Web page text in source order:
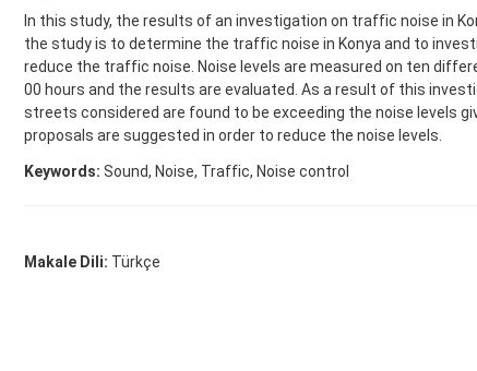
In this study, the results of an investigation on traffic noise in
the study is to determine the traffic noise in Konya and to
reduce the traffic noise. Noise levels are measured on ten
00 hours and the results are evaluated. As a result of this
streets considered are found to be exceeding the noise levels
proposals are suggested in order to reduce the noise levels.
Keywords: Sound, Noise, Traffic, Noise control
Makale Dili: Türkçe